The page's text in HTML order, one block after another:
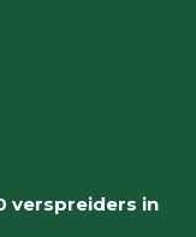
verspreiders in